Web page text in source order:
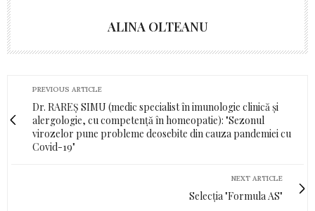
ALINA OLTEANU
PREVIOUS ARTICLE
Dr. RAREȘ SIMU (medic specialist în imunologie clinică și
alergologie, cu competență în homeopatie): "Sezonul
virozelor pune probleme deosebite din cauza pandemiei cu
Covid-19"
NEXT ARTICLE
Selecția "Formula AS"